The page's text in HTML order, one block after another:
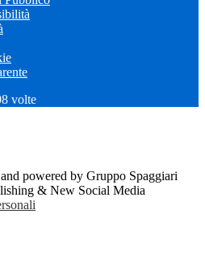
volte
powered by Gruppo Spaggiari
& New Social Media